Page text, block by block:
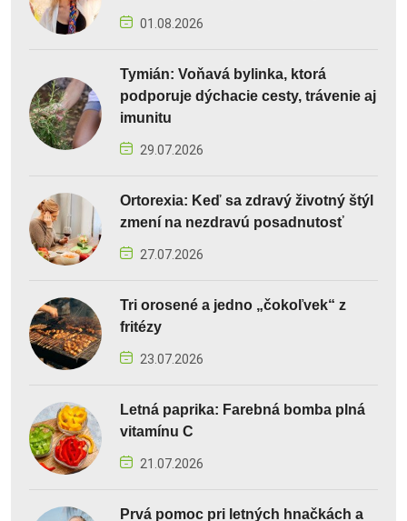
01.08.2026
Tymián: Voňavá bylinka, ktorá
podporuje dýchacie cesty, trávenie aj
imunitu
29.07.2026
Ortorexia: Keď sa zdravý životný štýl
zmení na nezdravú posadnutosť
27.07.2026
Tri orosené a jedno „čokoľvek“ z
fritézy
23.07.2026
Letná paprika: Farebná bomba plná
vitamínu C
21.07.2026
Prvá pomoc pri letných hnačkách a